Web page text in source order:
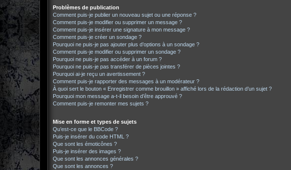
Problèmes de publication
Comment puis-je publier un nouveau sujet ou une réponse ?
Comment puis-je modifier ou supprimer un message ?
Comment puis-je insérer une signature à mon message ?
Comment puis-je créer un sondage ?
Pourquoi ne puis-je pas ajouter plus d’options à un sondage ?
Comment puis-je modifier ou supprimer un sondage ?
Pourquoi ne puis-je pas accéder à un forum ?
Pourquoi ne puis-je pas transférer de pièces jointes ?
Pourquoi ai-je reçu un avertissement ?
Comment puis-je rapporter des messages à un modérateur ?
À quoi sert le bouton « Enregistrer comme brouillon » affiché lors de la rédaction d’un sujet ?
Pourquoi mon message a-t-il besoin d’être approuvé ?
Comment puis-je remonter mes sujets ?
Mise en forme et types de sujets
Qu’est-ce que le BBCode ?
Puis-je insérer du code HTML ?
Que sont les émoticônes ?
Puis-je insérer des images ?
Que sont les annonces générales ?
Que sont les annonces ?